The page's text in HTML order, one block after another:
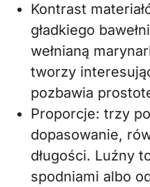
Kontrast
gładkiego
wełnianą
tworzy
pozbawia
Proporcje: trzy
dopasowanie,
długości. Luźny
spodniami albo